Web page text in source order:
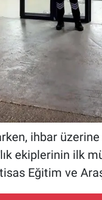
ihbar
ekiplerinin ilk
Eğitim ve